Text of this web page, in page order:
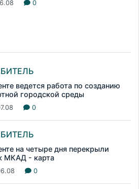
0
ведется работа по созданию
городской среды
0
на четыре дня перекрыли
МКАД - карта
0